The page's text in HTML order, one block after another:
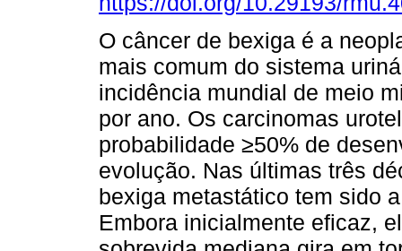
O câncer de bexiga é a
mais comum do sistema
incidência mundial de meio
por ano. Os carcinomas
probabilidade ≥50% de
evolução. Nas últimas três
bexiga metastático tem sido
Embora inicialmente eficaz,